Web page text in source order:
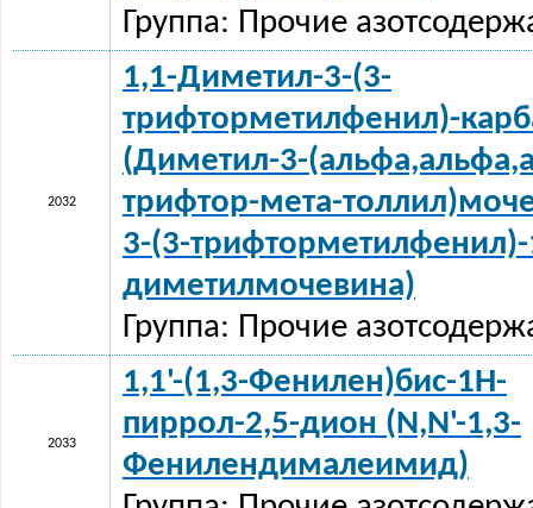
Группа: Прочие
2032
1,1-Диметил-3-(3-
трифторметилфенил)-
(Диметил-3-
трифтор-мета-
3-(3-
диметилмочевина)
Группа: Прочие
2033
1,1'-(1,3-Фенилен)бис-1Н-
пиррол-2,5-дион (N,N'-1,3-
Фенилендималеимид)